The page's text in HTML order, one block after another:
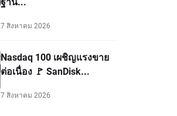
7 สิงหาคม 2026
Nasdaq 100 เผชิญแรงขาย
ต่อเนื่อง 🚩 SanDisk...
7 สิงหาคม 2026